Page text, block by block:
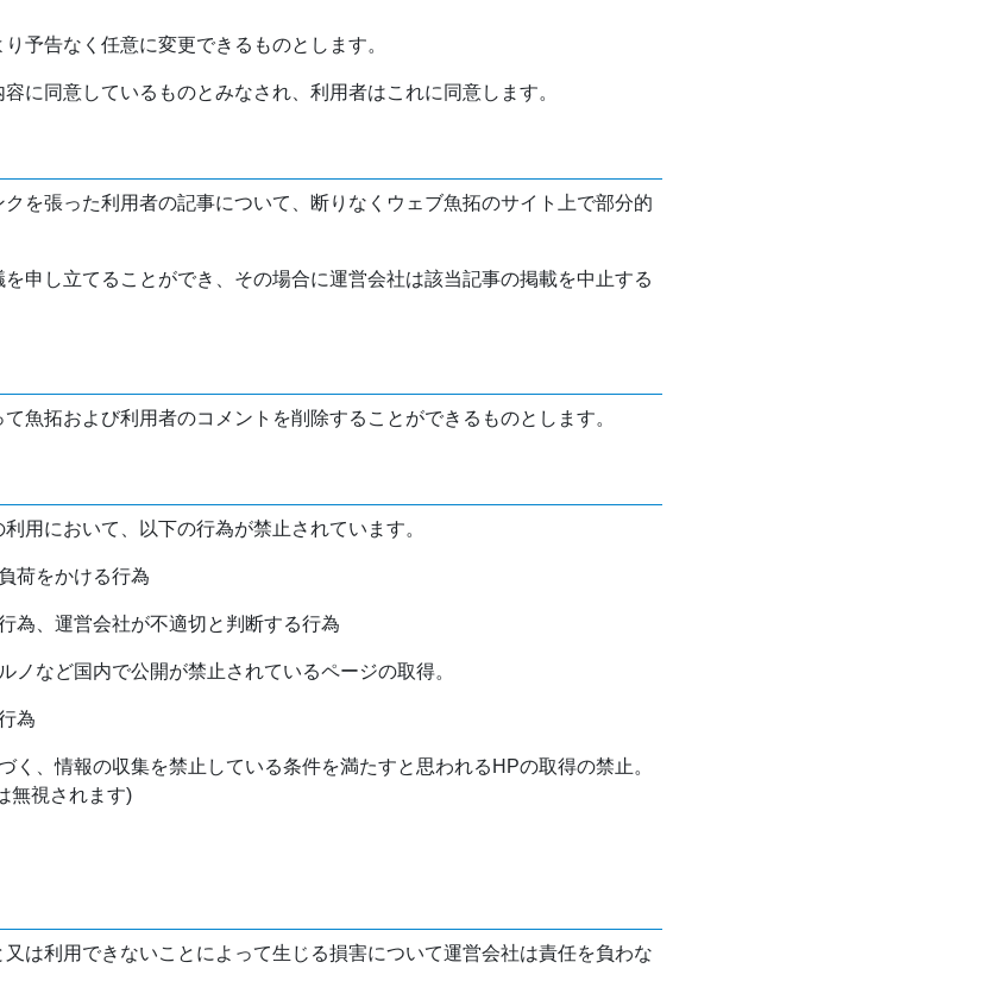
予告なく任意に変更できるものとします。
に同意しているものとみなされ、利用者はこれに同意します。
を張った利用者の記事について、断りなくウェブ魚拓のサイト上で部分的
申し立てることができ、その場合に運営会社は該当記事の掲載を中止する
魚拓および利用者のコメントを削除することができるものとします。
用において、以下の行為が禁止されています。
荷をかける行為
為、運営会社が不適切と判断する行為
ノなど国内で公開が禁止されているページの取得。
為
く、情報の収集を禁止している条件を満たすと思われるHPの取得の禁止。
無視されます)
又は利用できないことによって生じる損害について運営会社は責任を負わな